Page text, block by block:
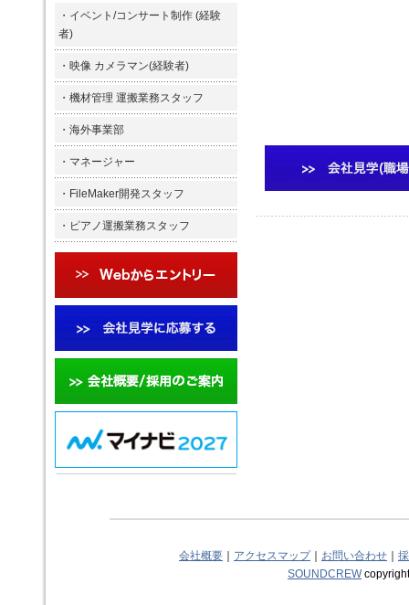
・ イベント/コンサート制作 (経験
者)
・ 映像 カメラマン(経験者)
・ 機材管理 運搬業務スタッフ
・ 海外事業部
・ マネージャー
・ FileMaker開発スタッフ
・ ピアノ運搬業務スタッフ
会社概要 アクセスマップ｜ お問い合わせ
SOUNDCREW